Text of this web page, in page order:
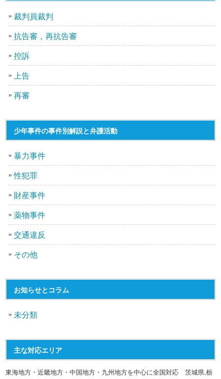
裁判員裁判
抗告審，再抗告審
控訴
上告
再審
少年事件の事件別解説と弁護活動
暴力事件
性犯罪
財産事件
薬物事件
交通違反
その他
お知らせとコラム
未分類
主な対応エリア
東海地方・近畿地方・中国地方・九州地方を中心に全国対応 茨城県,栃